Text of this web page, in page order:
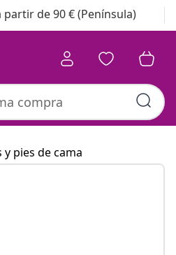
partir de 90 € (Península)
y pies de cama